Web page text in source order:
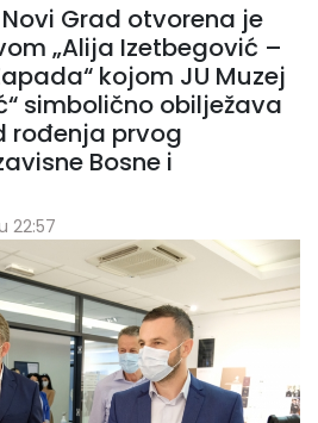
Grad otvorena je
„Alija Izetbegović –
kojom JU Muzej
simbolično obilježava
rođenja prvog
Bosne i
22:57